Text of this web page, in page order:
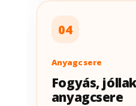
04
Anyagcsere
Fogyás,
anyagcsere